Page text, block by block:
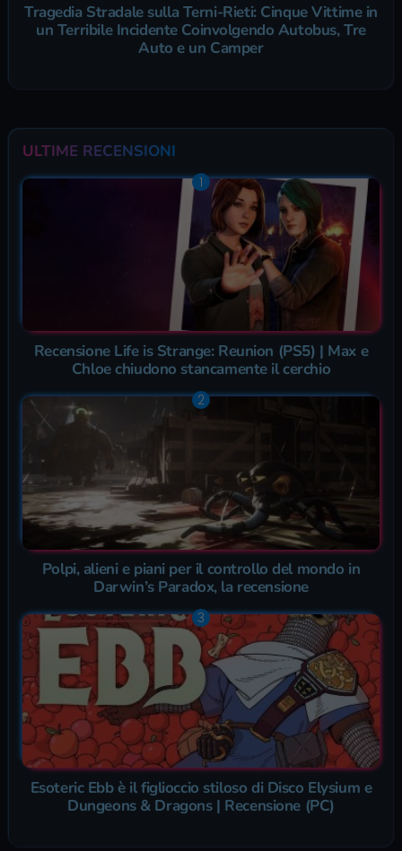
Tragedia Stradale sulla Terni-Rieti: Cinque Vittime in
un Terribile Incidente Coinvolgendo Autobus, Tre
Auto e un Camper
ULTIME RECENSIONI
Recensione Life is Strange: Reunion (PS5) | Max e
Chloe chiudono stancamente il cerchio
Polpi, alieni e piani per il controllo del mondo in
Darwin’s Paradox, la recensione
Esoteric Ebb è il figlioccio stiloso di Disco Elysium e
Dungeons & Dragons | Recensione (PC)